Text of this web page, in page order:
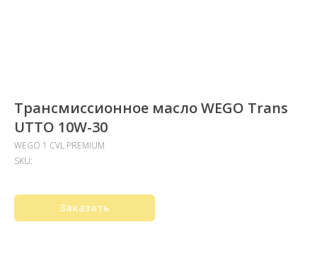
Трансмиссионное масло WEGO Trans
UTTO 10W-30
WEGO 1 CVL PREMIUM
SKU:
Заказать